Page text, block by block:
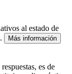
al estado de
Más información
es de